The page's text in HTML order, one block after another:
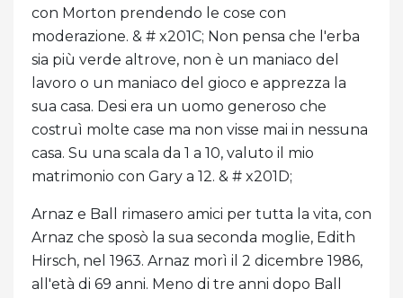
con Morton prendendo le cose con
moderazione. & # x201C; Non pensa che l'erba
sia più verde altrove, non è un maniaco del
lavoro o un maniaco del gioco e apprezza la
sua casa. Desi era un uomo generoso che
costruì molte case ma non visse mai in nessuna
casa. Su una scala da 1 a 10, valuto il mio
matrimonio con Gary a 12. & # x201D;
Arnaz e Ball rimasero amici per tutta la vita, con
Arnaz che sposò la sua seconda moglie, Edith
Hirsch, nel 1963. Arnaz morì il 2 dicembre 1986,
all'età di 69 anni. Meno di tre anni dopo Ball